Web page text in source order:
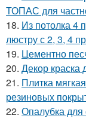
ТОПАС для
18. Из потолка 4
люстру с 2, 3, 4
19. Цементно
20. Декор краска
21. Плитка
резиновых
22. Опалубка